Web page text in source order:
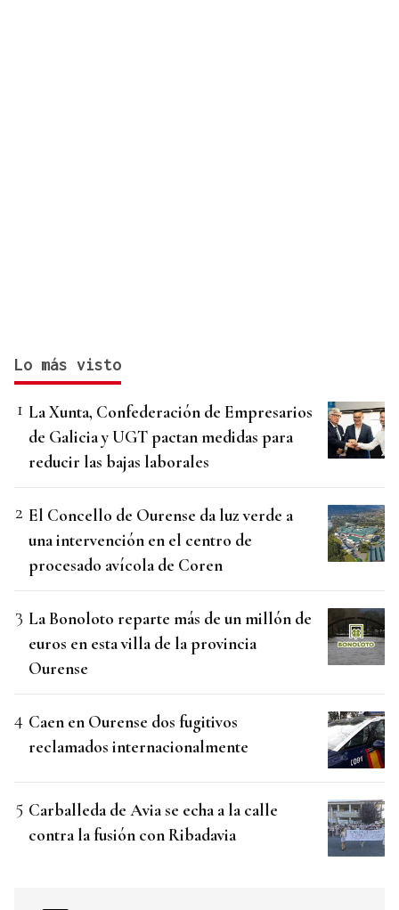
Lo más visto
La Xunta, Confederación de Empresarios
de Galicia y UGT pactan medidas para
reducir las bajas laborales
El Concello de Ourense da luz verde a
una intervención en el centro de
procesado avícola de Coren
La Bonoloto reparte más de un millón de
euros en esta villa de la provincia
Ourense
Caen en Ourense dos fugitivos
reclamados internacionalmente
Carballeda de Avia se echa a la calle
contra la fusión con Ribadavia